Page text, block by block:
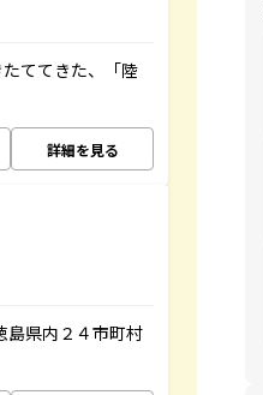
ててきた、「陸
詳細を見る
島県内２４市町村